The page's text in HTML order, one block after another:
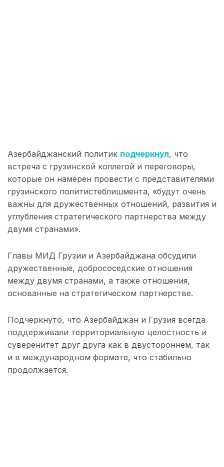
Азербайджанский политик подчеркнул, что
встреча с грузинской коллегой и переговоры,
которые он намерен провести с представителями
грузинского политистеблишмента, «будут очень
важны для дружественных отношений, развития и
углубления стратегического партнерства между
двумя странами».
Главы МИД Грузии и Азербайджана обсудили
дружественные, добрососедские отношения
между двумя странами, а также отношения,
основанные на стратегическом партнерстве.
Подчеркнуто, что Азербайджан и Грузия всегда
поддерживали территориальную целостность и
суверенитет друг друга как в двустороннем, так
и в международном формате, что стабильно
продолжается.